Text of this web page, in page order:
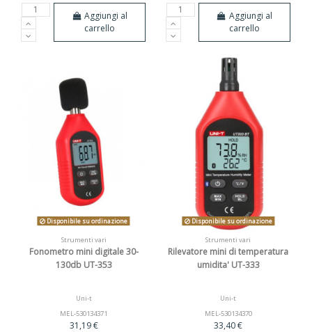
Aggiungi al
carrello
Aggiungi al
carrello
Disponibile su ordinazione
Strumenti vari
Fonometro mini digitale 30-
130db UT-353
Uni-t
MEL-530134371
31,19 €
Disponibile su ordinazione
Strumenti vari
Rilevatore mini di temperatura
umidita' UT-333
Uni-t
MEL-530134370
33,40 €